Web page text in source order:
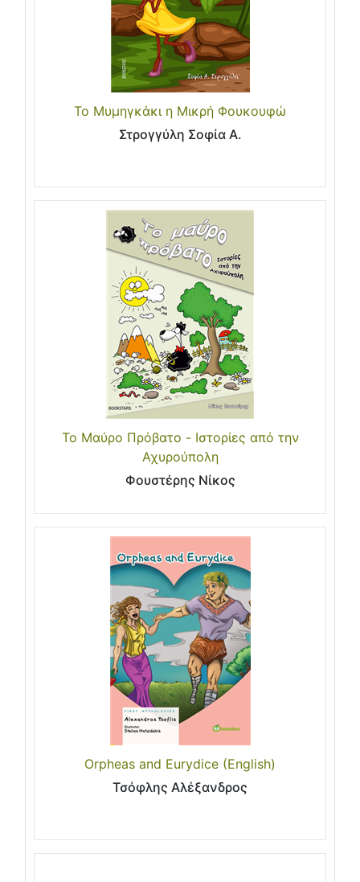
Το Μυμηγκάκι η Μικρή Φουκουφώ
Στρογγύλη Σοφία Α.
Το Μαύρο Πρόβατο - Ιστορίες από την
Αχυρούπολη
Φουστέρης Νίκος
Orpheas and Eurydice (English)
Τσόφλης Αλέξανδρος